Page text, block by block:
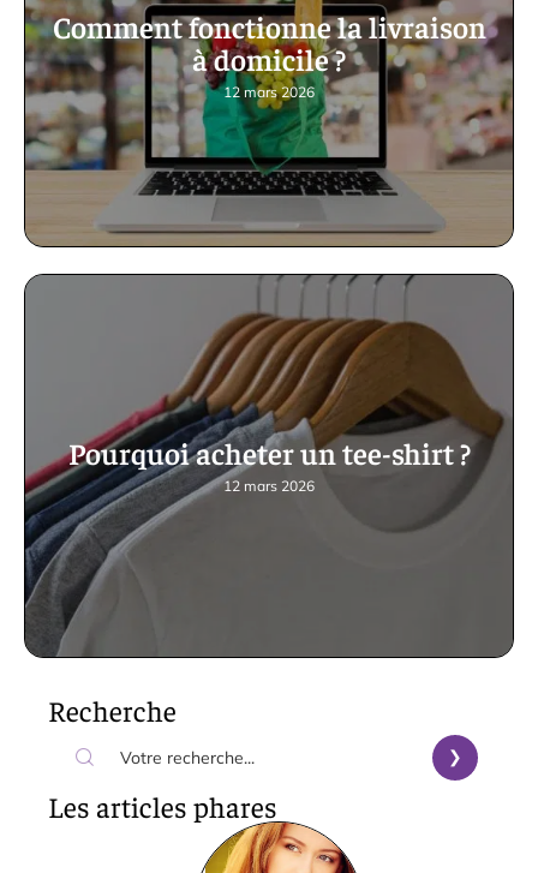
Comment fonctionne la livraison
à domicile ?
12 mars 2026
Pourquoi acheter un tee-shirt ?
12 mars 2026
Recherche
Les articles phares